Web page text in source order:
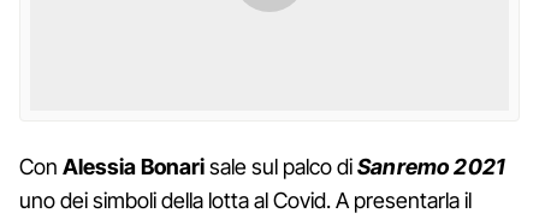
Con Alessia Bonarisale sul palco diSanremo 2021
uno dei simboli della lotta al Covid. A presentarla il